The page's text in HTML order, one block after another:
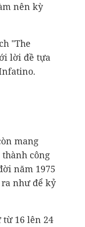
nên kỳ
"The
lời đề tựa
mang
công
năm 1975
như để kỷ
16 lên 24